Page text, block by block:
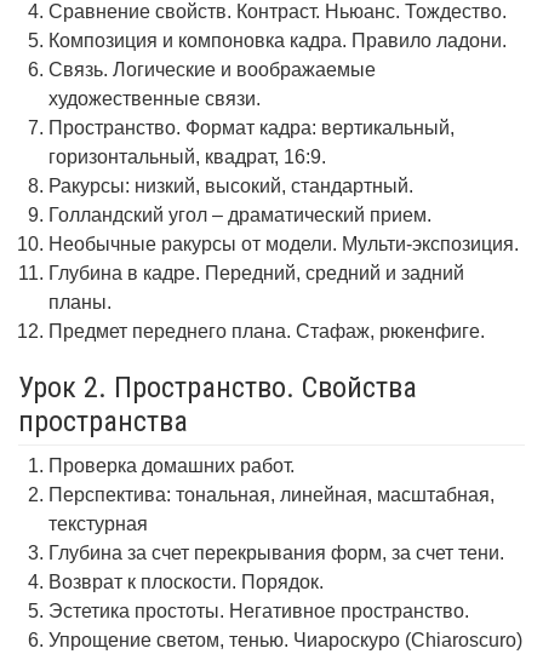
Сравнение свойств. Контраст. Ньюанс. Тождество.
Композиция и компоновка кадра. Правило ладони.
Связь. Логические и воображаемые
художественные связи.
Пространство. Формат кадра: вертикальный,
горизонтальный, квадрат, 16:9.
Ракурсы: низкий, высокий, стандартный.
Голландский угол – драматический прием.
Необычные ракурсы от модели. Мульти-экспозиция.
Глубина в кадре. Передний, средний и задний
планы.
Предмет переднего плана. Стафаж, рюкенфиге.
Урок 2. Пространство. Свойства
пространства
Проверка домашних работ.
Перспектива: тональная, линейная, масштабная,
текстурная
Глубина за счет перекрывания форм, за счет тени.
Возврат к плоскости. Порядок.
Эстетика простоты. Негативное пространство.
Упрощение светом, тенью. Чиароскуро (Chiaroscuro)